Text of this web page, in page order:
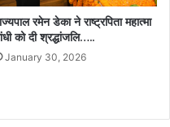
रमेन डेका ने राष्ट्रपिता महात्मा
को दी श्रद्धांजलि…..
January 30, 2026